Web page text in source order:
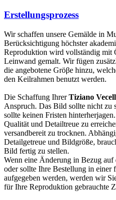
Erstellungsprozess
Wir schaffen unsere Gemälde in
Berücksichtigung höchster
Reproduktion wird vollständig mit
Leinwand gemalt. Wir fügen
die angebotene Gröβe hinzu,
den Keilrahmen benutzt werden.
Die Schaffung IhrerTiziano
Anspruch. Das Bild sollte nicht zu
sollte keinen Fristen
Qualität und Detailtreue zu
versandbereit zu trocknen.
Detailgetreue und Bildgröße,
Bild fertig zu stellen.
Wenn eine Änderung in Bezug
oder sollte Ihre Bestellung in einer
aufgegeben werden, werden wir
für Ihre Reproduktion gebrauchte